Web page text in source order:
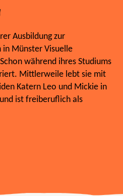
Ausbildung zur
in Münster Visuelle
während ihres Studiums
Mittlerweile lebt sie mit
Katern Leo und Mickie in
ist freiberuflich als